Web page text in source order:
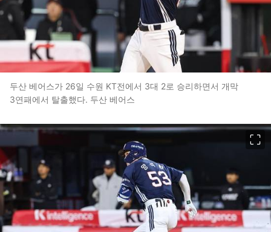
두산 베어스가 26일 수원 KT전에서 3대 2로 승리하면서 개막
3연패에서 탈출했다. 두산 베어스